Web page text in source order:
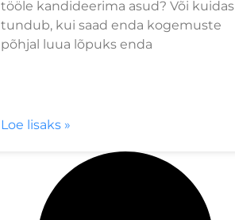
tööle kandideerima asud? Või kuidas
tundub, kui saad enda kogemuste
põhjal luua lõpuks enda
Loe lisaks »